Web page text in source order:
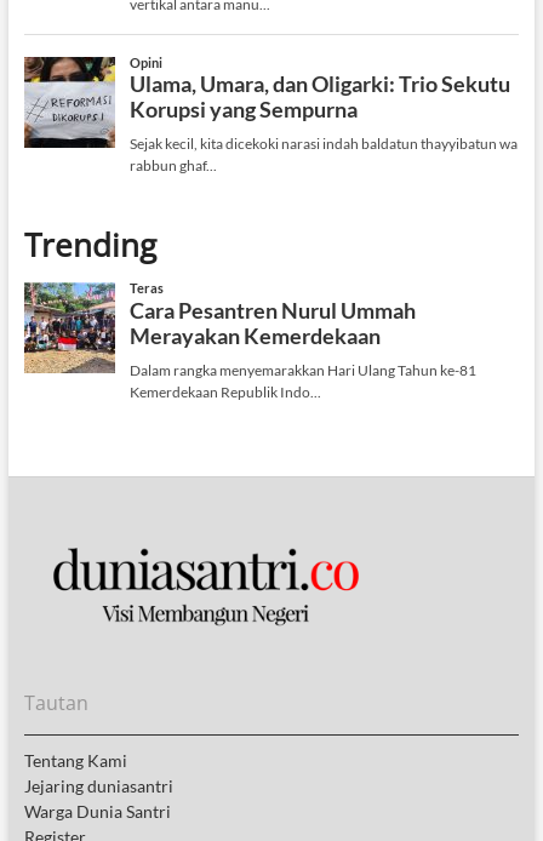
Trending
Tautan
Tentang Kami
Jejaring duniasantri
Warga Dunia Santri